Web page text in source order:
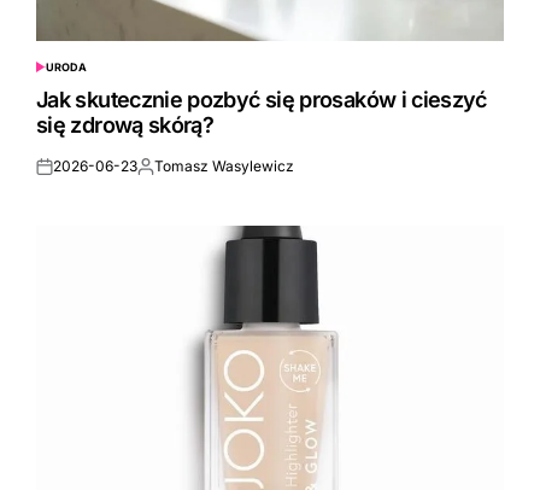
POSTED
IN
URODA
Jak skutecznie pozbyć się prosaków i cieszyć
się zdrową skórą?
Posted
2026-06-23Posted
Tomasz Wasylewicz